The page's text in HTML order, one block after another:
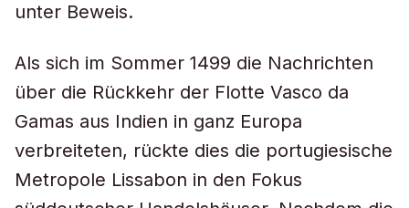
unter Beweis.
Als sich im Sommer 1499 die Nachrichten
über die Rückkehr der Flotte Vasco da
Gamas aus Indien in ganz Europa
verbreiteten, rückte dies die portugiesische
Metropole Lissabon in den Fokus